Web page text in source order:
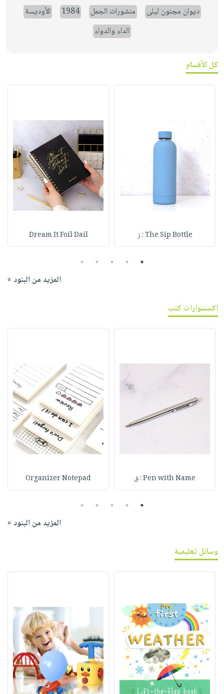
ديوان مجنون ليلى
منشورات الجمل 1984
الأوديسة
الداء والدواء
كل الأقسام
The Sip Bottle : ز Dream It Foil Dail
1
2
3
4
5
المزيد من البنود »
اكسسوارات كتب
Pen with Name : ق Organizer Notepad
1
2
3
4
5
المزيد من البنود »
وسائل تعليمية